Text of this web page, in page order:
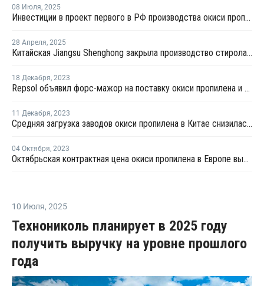
08 Июля, 2025
Инвестиции в проект первого в РФ производства окиси пропилена оценили в 20 млрд рублей
28 Апреля, 2025
Китайская Jiangsu Shenghong закрыла производство стирола и окиси пропилена на неопределенный срок
18 Декабря, 2023
Repsol объявил форс-мажор на поставку окиси пропилена и стирола в Таррагоне
11 Декабря, 2023
Средняя загрузка заводов окиси пропилена в Китае снизилась на 0,7%
04 Октября, 2023
Октябрьская контрактная цена окиси пропилена в Европе выросла
10 Июля, 2025
Технониколь планирует в 2025 году
получить выручку на уровне прошлого
года